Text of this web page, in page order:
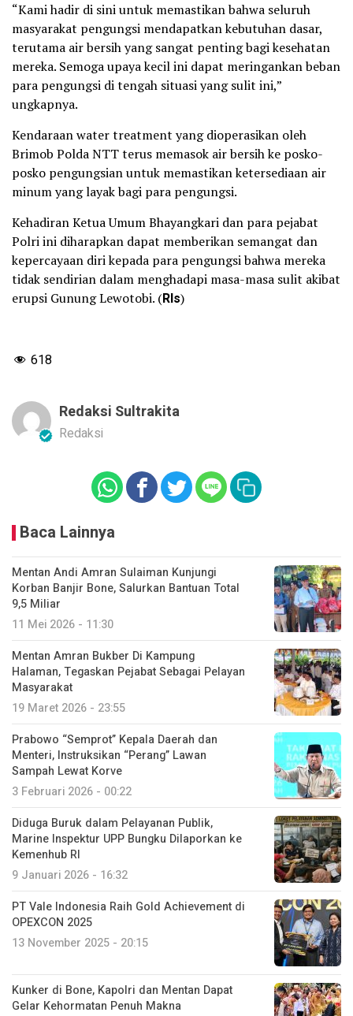
“Kami hadir di sini untuk memastikan bahwa seluruh
masyarakat pengungsi mendapatkan kebutuhan dasar,
terutama air bersih yang sangat penting bagi kesehatan
mereka. Semoga upaya kecil ini dapat meringankan beban
para pengungsi di tengah situasi yang sulit ini,”
ungkapnya.
Kendaraan water treatment yang dioperasikan oleh
Brimob Polda NTT terus memasok air bersih ke posko-
posko pengungsian untuk memastikan ketersediaan air
minum yang layak bagi para pengungsi.
Kehadiran Ketua Umum Bhayangkari dan para pejabat
Polri ini diharapkan dapat memberikan semangat dan
kepercayaan diri kepada para pengungsi bahwa mereka
tidak sendirian dalam menghadapi masa-masa sulit akibat
erupsi Gunung Lewotobi. (Rls)
618
Redaksi Sultrakita
Redaksi
Baca Lainnya
Mentan Andi Amran Sulaiman Kunjungi
Korban Banjir Bone, Salurkan Bantuan Total
9,5 Miliar
11 Mei 2026 - 11:30
Mentan Amran Bukber Di Kampung
Halaman, Tegaskan Pejabat Sebagai Pelayan
Masyarakat
19 Maret 2026 - 23:55
Prabowo “Semprot” Kepala Daerah dan
Menteri, Instruksikan “Perang” Lawan
Sampah Lewat Korve
3 Februari 2026 - 00:22
Diduga Buruk dalam Pelayanan Publik,
Marine Inspektur UPP Bungku Dilaporkan ke
Kemenhub RI
9 Januari 2026 - 16:32
PT Vale Indonesia Raih Gold Achievement di
OPEXCON 2025
13 November 2025 - 20:15
Kunker di Bone, Kapolri dan Mentan Dapat
Gelar Kehormatan Penuh Makna